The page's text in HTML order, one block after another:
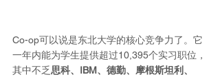
Co-op可以说是东北大学的核心竞争力了。它
一年内能为学生提供超过10,395个实习职位，
其中不乏思科、IBM、德勤、摩根斯坦利、